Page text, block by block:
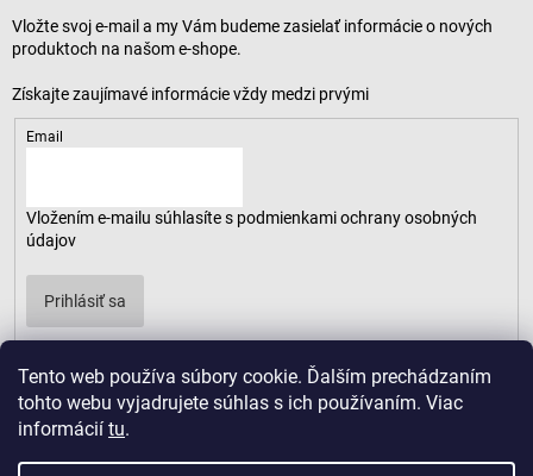
Tento web používa súbory cookie. Ďalším prechádzaním
tohto webu vyjadrujete súhlas s ich používaním. Viac
informácií tu.
Vložte svoj e-mail a my Vám budeme zasielať informácie o nových
produktoch na našom e-shope.
Email
Vložením e-mailu súhlasíte s podmienkami ochrany osobných
údajov
Prihlásiť sa